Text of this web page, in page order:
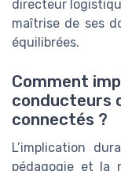
directeur
maîtrise de ses
équilibrées.
Comment
conducteurs
connectés ?
L’implication
pédagogie et la